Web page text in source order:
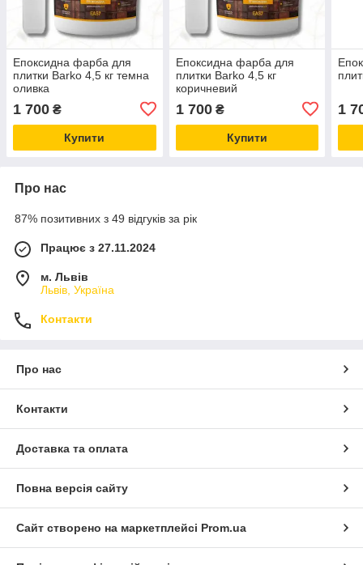
Епоксидна фарба для
плитки Barko 4,5 кг темна
оливка
1 700 ₴
Купити
Епоксидна фарба для
плитки Barko 4,5 кг
коричневий
1 700₴
Купити
1
Про нас
87% позитивних з 49 відгуків за рік
Працює з 27.11.2024
м. Львів
Львів, Україна
Контакти
Про нас
Контакти
Доставка та оплата
Повна версія сайту
Сайт створено на маркетплейсі Prom.ua